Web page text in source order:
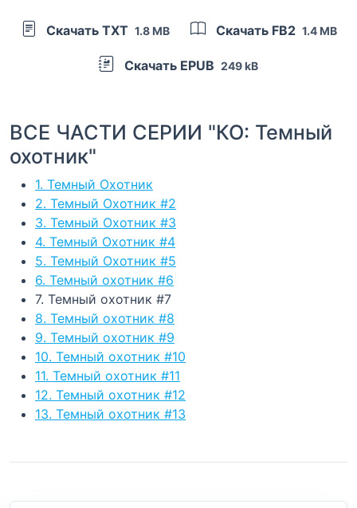
Скачать TXT 1.8 MB Скачать FB2 1.4 MB
Скачать EPUB 249 kB
ВСЕ ЧАСТИ СЕРИИ "КО: Темный
охотник"
1. Темный Охотник
2. Темный Охотник #2
3. Темный Охотник #3
4. Темный Охотник #4
5. Темный Охотник #5
6. Темный охотник #6
7. Темный охотник #7
8. Темный охотник #8
9. Темный охотник #9
10. Темный охотник #10
11. Темный охотник #11
12. Темный охотник #12
13. Темный охотник #13